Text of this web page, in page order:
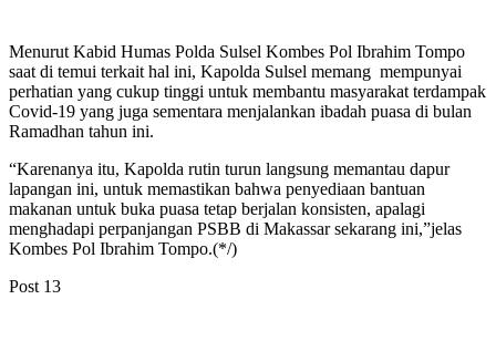
Menurut Kabid Humas Polda Sulsel Kombes Pol Ibrahim Tompo
saat di temui terkait hal ini, Kapolda Sulsel memang mempunyai
perhatian yang cukup tinggi untuk membantu masyarakat terdampak
Covid-19 yang juga sementara menjalankan ibadah puasa di bulan
Ramadhan tahun ini.
“Karenanya itu, Kapolda rutin turun langsung memantau dapur
lapangan ini, untuk memastikan bahwa penyediaan bantuan
makanan untuk buka puasa tetap berjalan konsisten, apalagi
menghadapi perpanjangan PSBB di Makassar sekarang ini,”jelas
Kombes Pol Ibrahim Tompo.(*/)
Post 13